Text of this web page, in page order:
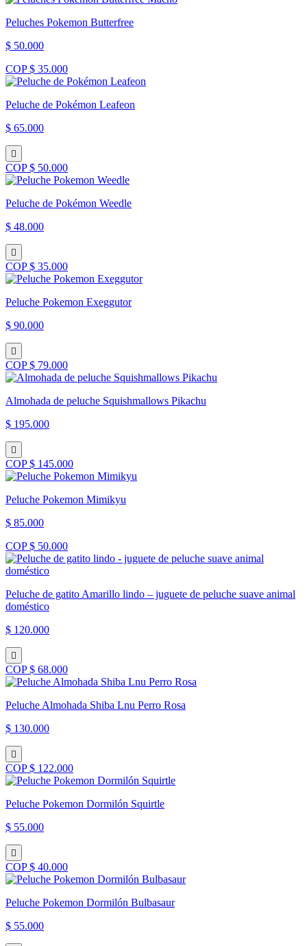
Peluches Pokemon Butterfree
$ 50.000
COP $ 35.000
Peluche de Pokémon Leafeon
$ 65.000
COP $ 50.000
Peluche de Pokémon Weedle
$ 48.000
COP $ 35.000
Peluche Pokemon Exeggutor
$ 90.000
COP $ 79.000
Almohada de peluche Squishmallows Pikachu
$ 195.000
COP $ 145.000
Peluche Pokemon Mimikyu
$ 85.000
COP $ 50.000
Peluche de gatito Amarillo lindo – juguete de peluche suave animal
doméstico
$ 120.000
COP $ 68.000
Peluche Almohada Shiba Lnu Perro Rosa
$ 130.000
COP $ 122.000
Peluche Pokemon Dormilón Squirtle
$ 55.000
COP $ 40.000
Peluche Pokemon Dormilón Bulbasaur
$ 55.000